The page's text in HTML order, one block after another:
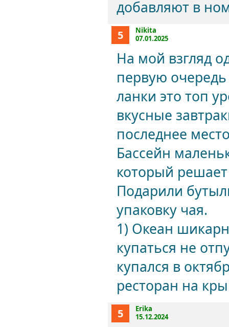
добавляют в
5
Nikita
07.01.2025
На мой взгляд
первую
ланки это топ
вкусные
последнее
Бассейн
который
Подарили
упаковку чая.
1) Океан
купаться не
купался в
ресторан на
5
Erika
15.12.2024